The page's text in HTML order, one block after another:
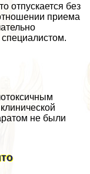
отпускается без
приема
не были